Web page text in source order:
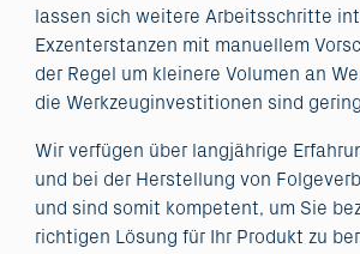
lassen sich weitere Arbeitsschritte
Exzenterstanzen mit manuellem
der Regel um kleinere Volumen an
die Werkzeuginvestitionen sind
Wir verfügen über langjährige
und bei der Herstellung von
und sind somit kompetent, um Sie
richtigen Lösung für Ihr Produkt zu